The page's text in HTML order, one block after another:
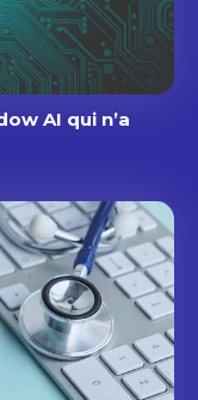
AI qui n’a